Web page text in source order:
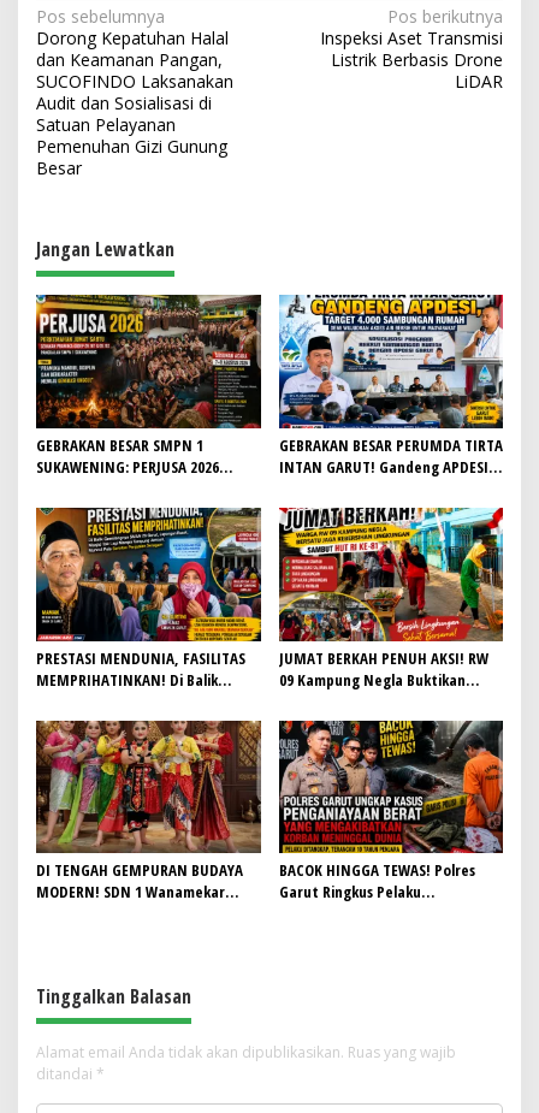
N
a
v
i
g
i
p
o
s
Pos sebelumnya
Dorong Kepatuhan Halal
dan Keamanan Pangan,
SUCOFINDO Laksanakan
Audit dan Sosialisasi di
Satuan Pelayanan
Pemenuhan Gizi Gunung
Besar
Pos berikutnya
Inspeksi Aset Transmisi
Listrik Berbasis Drone
LiDAR
Jangan Lewatkan
GEBRAKAN BESAR SMPN 1
SUKAWENING: PERJUSA 2026
JIWA KEPANDUAN SISWA
GEBRAKAN BESAR PERUMDA TIRTA
INTAN GARUT! Gandeng APDESI,
Demi Wujudkan Akses Air Bersih
untuk Masyarakat
PRESTASI MENDUNIA, FASILITAS
MEMPRIHATINKAN! Di Balik
Lapangan Hoki Rusak, Masjid Tak
Lagi Mampu Tampung Jamaah,
Penjualan Seragam Ikut Jadi
Sorotan
JUMAT BERKAH PENUH AKSI! RW
09 Kampung Negla Buktikan
Slogan, Warga Bersatu Sambut
HUT RI ke-81
DI TENGAH GEMPURAN BUDAYA
MODERN! SDN 1 Wanamekar
BACOK HINGGA TEWAS! Polres
Garut Ringkus Pelaku
Tinggalkan Balasan
Alamat email Anda tidak akan dipublikasikan. Ruas yang wajib
ditandai *